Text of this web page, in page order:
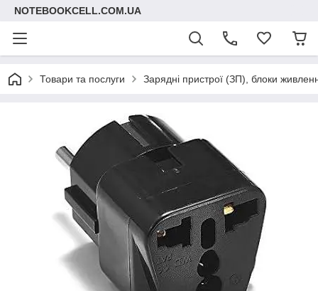
NOTEBOOKCELL.COM.UA
Товари та послуги Зарядні пристрої (ЗП), блоки